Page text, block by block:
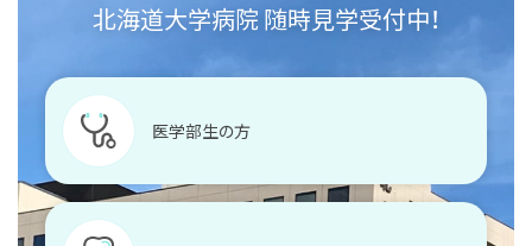
北海道大学病院 随時見学受付中！
医学部生の方